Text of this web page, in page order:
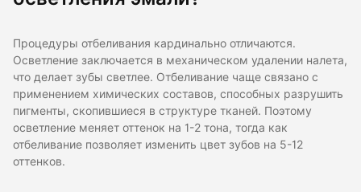
Процедуры отбеливания кардинально отличаются.
Осветление заключается в механическом удалении налета,
что делает зубы светлее. Отбеливание чаще связано с
применением химических составов, способных разрушить
пигменты, скопившиеся в структуре тканей. Поэтому
осветление меняет оттенок на 1-2 тона, тогда как
отбеливание позволяет изменить цвет зубов на 5-12
оттенков.